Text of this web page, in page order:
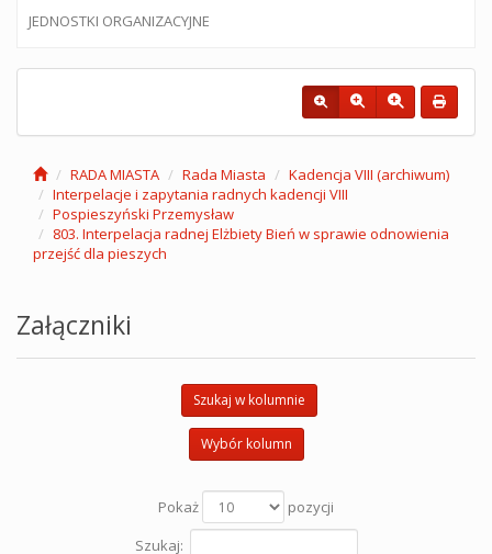
JEDNOSTKI ORGANIZACYJNE
RADA MIASTA Rada Miasta
Kadencja VIII (archiwum)
Interpelacje i zapytania radnych kadencji VIII
Pospieszyński Przemysław
803. Interpelacja radnej Elżbiety Bień w sprawie odnowienia
przejść dla pieszych
Załączniki
Szukaj w kolumnie
Wybór kolumn
Pokaż
pozycji
Szukaj: